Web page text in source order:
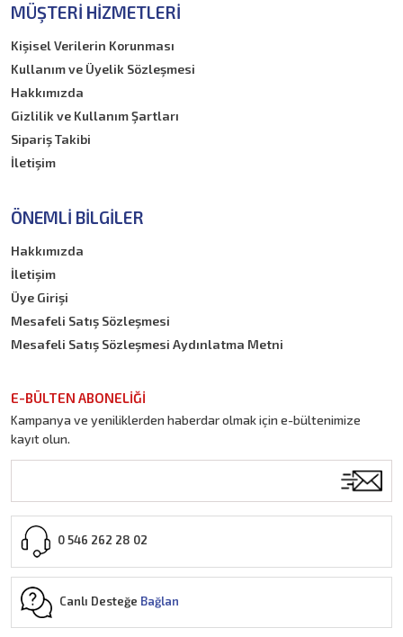
MÜŞTERI HIZMETLERI
Kişisel Verilerin Korunması
Kullanım ve Üyelik Sözleşmesi
Hakkımızda
Gizlilik ve Kullanım Şartları
Sipariş Takibi
İletişim
ÖNEMLI BILGILER
Hakkımızda
İletişim
Üye Girişi
Mesafeli Satış Sözleşmesi
Mesafeli Satış Sözleşmesi Aydınlatma Metni
E-BÜLTEN ABONELİĞİ
Kampanya ve yeniliklerden haberdar olmak için e-bültenimize
kayıt olun.
0 546 262 28 02
Canlı Desteğe Bağlan